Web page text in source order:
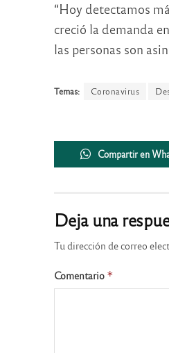
“Hoy detectamos
creció la demanda
las personas son
Temas: Coronavirus
Compartir en
Deja una
Tu dirección de correo
Comentario *